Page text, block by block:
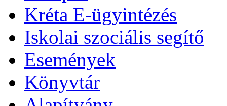
Kréta E-ügyintézés
Iskolai szociális segítő
Események
Könyvtár